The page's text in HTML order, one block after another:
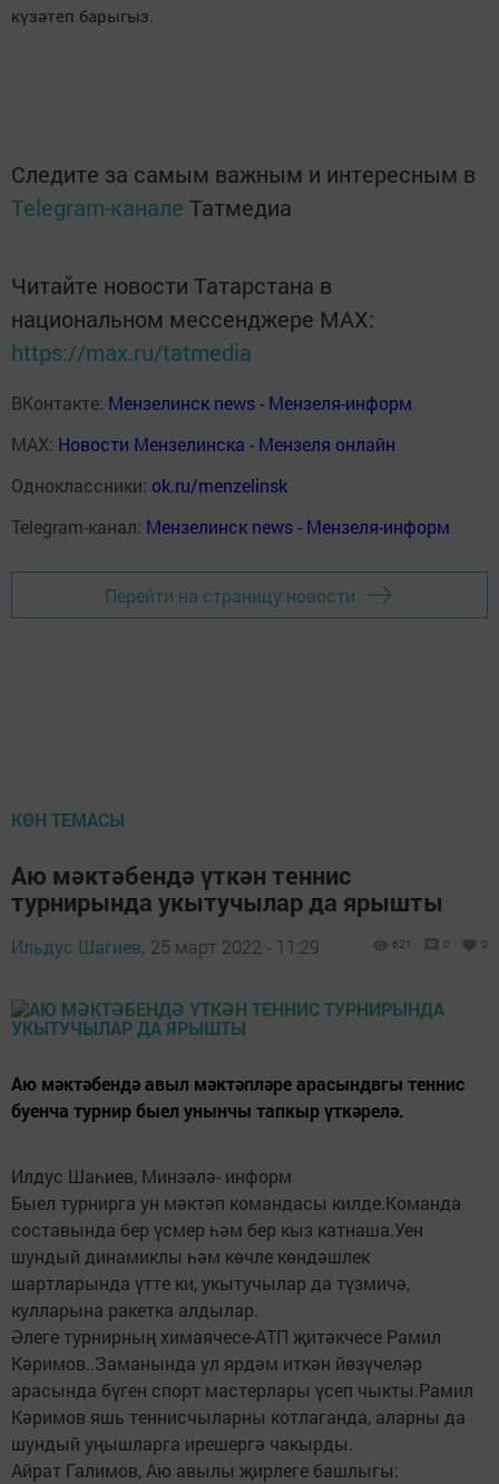
күзәтеп барыгыз.
Следите за самым важным и интересным в
Telegram-канале Татмедиа
Читайте новости Татарстана в
национальном мессенджере MАХ:
https://max.ru/tatmedia
ВКонтакте: Мензелинск news - Мензеля-информ
MAX: Новости Мензелинска - Мензеля онлайн
Одноклассники: ok.ru/menzelinsk
Telegram-канал: Мензелинск news - Мензеля-информ
Перейти на страницу новости
КӨН ТЕМАСЫ
Аю мәктәбендә үткән теннис
турнирында укытучылар да ярышты
Ильдус Шагиев, 25 март 2022 - 11:29 621 0 0
Аю мәктәбендә авыл мәктәпләре арасындвгы теннис
буенча турнир быел унынчы тапкыр үткәрелә.
Илдус Шаһиев, Минзәлә- информ
Быел турнирга ун мәктәп командасы килде.Команда
составында бер үсмер һәм бер кыз катнаша.Уен
шундый динамиклы һәм көчле көндәшлек
шартларында үтте ки, укытучылар да түзмичә,
кулларына ракетка алдылар.
Әлеге турнирның химаячесе-АТП җитәкчесе Рамил
Кәримов..Заманында ул ярдәм иткән йөзүчеләр
арасында бүген спорт мастерлары үсеп чыкты.Рамил
Кәримов яшь теннисчыларны котлаганда, аларны да
шундый уңышларга ирешергә чакырды.
Айрат Галимов, Аю авылы җирлеге башлыгы: